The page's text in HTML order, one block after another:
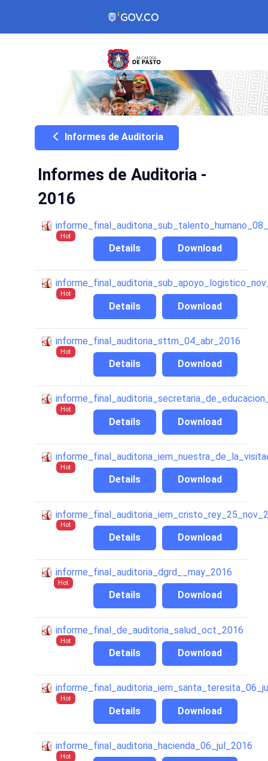
Informes de Auditoria
Informes de Auditoria -
2016
Hot
Download
Details
Hot
Download
Details
informe_final_auditoria_sttm_04_abr_2016
Hot
Download
Details
Hot
Download
Details
Hot
Download
Details
Hot
Download
Details
informe_final_auditoria_dgrd__may_2016
Hot
Download
Details
informe_final_de_auditoria_salud_oct_2016
Hot
Download
Details
Hot
Download
Details
informe_final_auditoria_hacienda_06_jul_2016
Hot